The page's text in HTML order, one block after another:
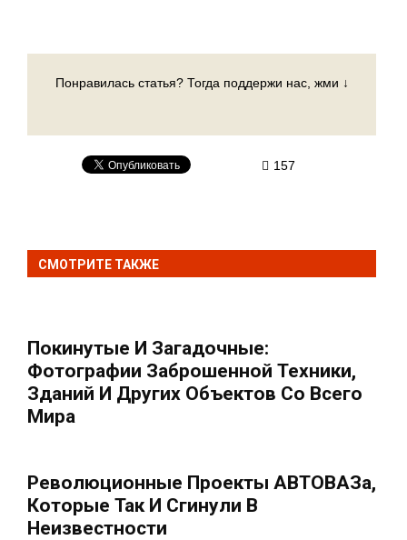
Понравилась статья? Тогда поддержи нас, жми ↓
157
СМОТРИТЕ ТАКЖЕ
Покинутые И Загадочные:
Фотографии Заброшенной Техники,
Зданий И Других Объектов Со Всего
Мира
Революционные Проекты АВТОВАЗа,
Которые Так И Сгинули В
Неизвестности